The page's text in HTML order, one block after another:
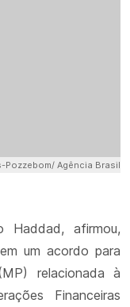
Pozzebom/ Agência Brasil
Haddad, afirmou,
um acordo para
relacionada à
Financeiras